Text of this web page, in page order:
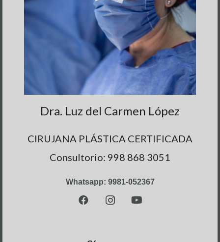
Dra. Luz del Carmen López
CIRUJANA PLÁSTICA CERTIFICADA
Consultorio: 998 868 3051
Whatsapp: 9981-052367